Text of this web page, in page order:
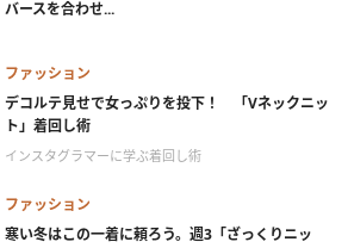
バースを合わせ...
ファッション
デコルテ見せで女っぷりを投下！ 「Vネックニッ
ト」着回し術
インスタグラマーに学ぶ着回し術
ファッション
寒い冬はこの一着に頼ろう。週3「ざっくりニッ